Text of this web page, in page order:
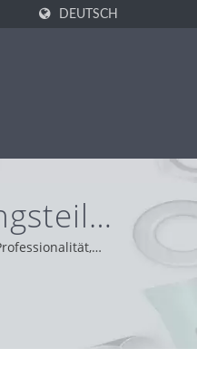
DEUTSCH
und bieten den